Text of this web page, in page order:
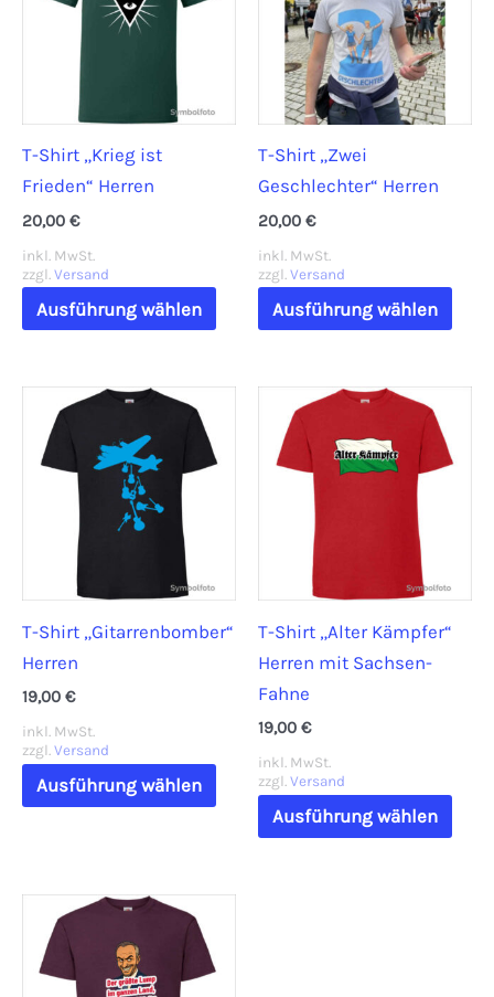
T-Shirt „Krieg ist
Frieden“ Herren
20,00 €
inkl. MwSt.
zzgl. Versand
Ausführung wählen
Dieses
Produkt
mehrere
Varianten
der
Produktseite
gewählt
werden
T-Shirt „Zwei
Geschlechter“ Herren
20,00 €
inkl. MwSt.
zzgl. Versand
Ausführung wählen
der
T-Shirt „Gitarrenbomber“
Herren
19,00 €
inkl. MwSt.
zzgl. Versand
Ausführung wählen
Dieses
Produkt
weist
Varianten
T-Shirt „Alter Kämpfer“
Herren mit Sachsen-
Fahne
19,00 €
inkl. MwSt.
zzgl. Versand
Ausführung wählen